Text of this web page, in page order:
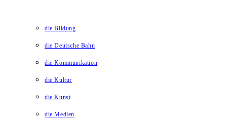
die Bildung
die Deutsche Bahn
die Kommunikation
die Kultur
die Kunst
die Medien